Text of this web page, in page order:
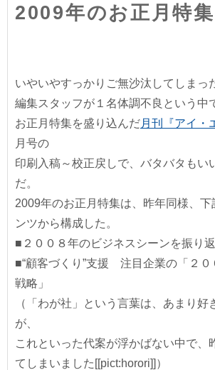
2009年のお正月特集
いやいやすっかりご無沙汰してしまっ
編集スタッフが１名体調不良という中
お正月特集を盛り込んだ月刊『アイ・
月号の
印刷入稿～校正戻しで、バタバタもい
だ。
2009年のお正月特集は、昨年同様、
ンツから構成した。
■２００８年のビジネスシーンを振り
■“顧客づくり”支援 注目企業の「２
戦略」
（「わが社」という言葉は、あまり好
が、
これといった代案が浮かばない中で、
てしまいました[[pict:horori]]）